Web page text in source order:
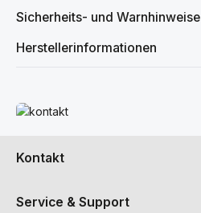
Sicherheits- und Warnhinweise
Herstellerinformationen
Mehr erfahren
Kontakt
Service & Support